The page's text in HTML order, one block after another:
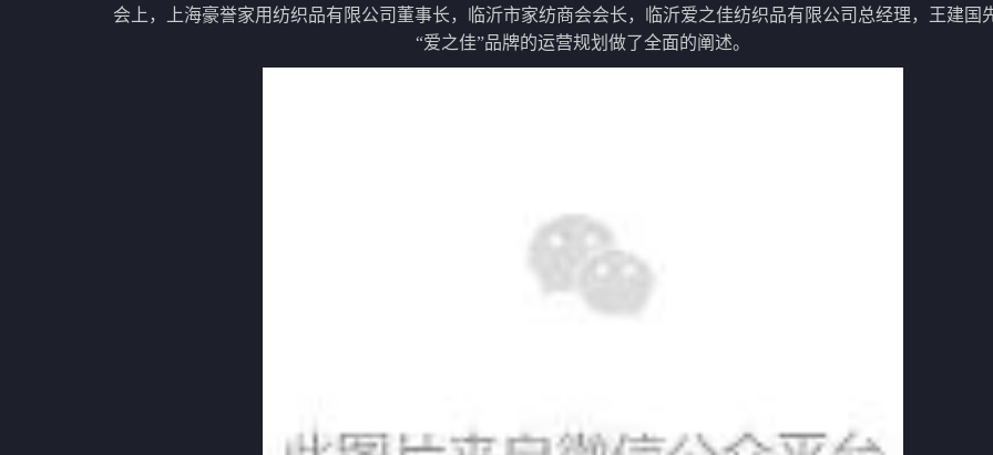
会上，上海豪誉家用纺织品有限公司董事长，临沂市家纺商会会长，临沂爱之佳纺织品有限公司总经理，王建国
“爱之佳”品牌的运营规划做了全面的阐述。